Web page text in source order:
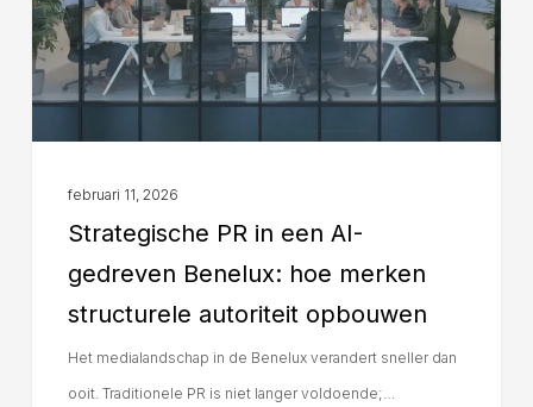
februari 11, 2026
Strategische PR in een AI-
gedreven Benelux: hoe merken
structurele autoriteit opbouwen
Het medialandschap in de Benelux verandert sneller dan
ooit. Traditionele PR is niet langer voldoende;…